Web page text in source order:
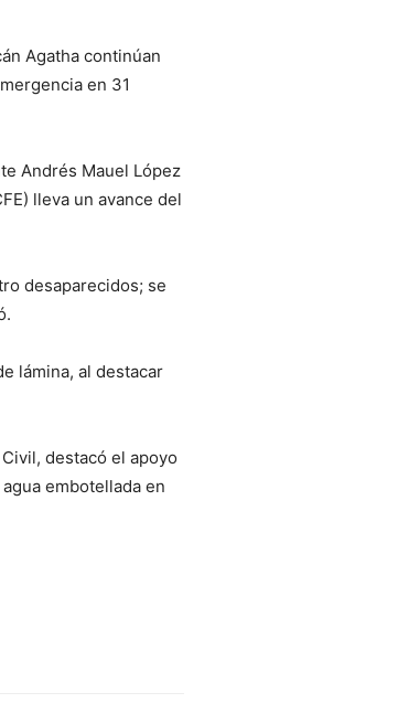
Agatha continúan
en 31
Andrés Mauel López
lleva un avance del
desaparecidos; se
lámina, al destacar
destacó el apoyo
embotellada en